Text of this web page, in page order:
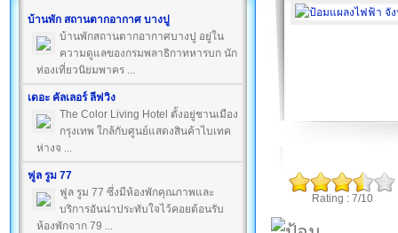
บ้านพัก สถานตากอากาศ บางปู
บ้านพักสถานตากอากาศบางปู อยู่ใน
ความดูแลของกรมพลาธิกาทหารบก นัก
ท่องเที่ยวนิยมพาคร ...
เดอะ คัลเลอร์ ลีฟวิง
The Color Living Hotel ตั้งอยู่ชานเมือง
กรุงเทพ ใกล้กับศูนย์แสดงสินค้าไบเทค
ห่างจ ...
ฟูล รูม 77
ฟูล รูม 77 ซึ่งมีห้องพักคุณภาพและ
บริการอันน่าประทับใจไว้คอยต้อนรับ
ห้องพักจาก 79 ...
Rating : 7/10